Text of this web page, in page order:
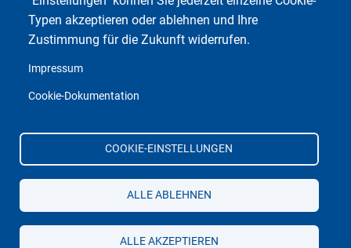
Typen akzeptieren oder ablehnen und Ihre
Zustimmung für die Zukunft widerrufen.
Impressum
Cookie-Dokumentation
COOKIE-EINSTELLUNGEN
ALLE ABLEHNEN
ALLE AKZEPTIEREN